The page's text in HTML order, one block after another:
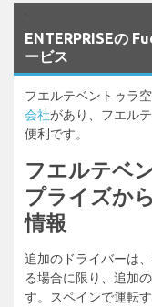
ENTERPRISEの
ービス
フエルテベントゥラ
会社があり、フエル
便利です。
フエルテベ
プライズか
情報
追加のドライバーは
る場合に限り、追加
す。スペインで運転